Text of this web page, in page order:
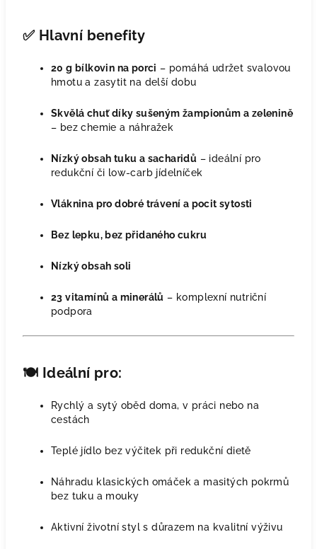
✅ Hlavní benefity
20 g bílkovin na porci – pomáhá udržet svalovou
hmotu a zasytit na delší dobu
Skvělá chuť díky sušeným žampionům a zelenině
– bez chemie a náhražek
Nízký obsah tuku a sacharidů – ideální pro
redukční či low-carb jídelníček
Vláknina pro dobré trávení a pocit sytosti
Bez lepku, bez přidaného cukru
Nízký obsah soli
23 vitamínů a minerálů – komplexní nutriční
podpora
🍽️ Ideální pro:
Rychlý a sytý oběd doma, v práci nebo na
cestách
Teplé jídlo bez výčitek při redukční dietě
Náhradu klasických omáček a masitých pokrmů
bez tuku a mouky
Aktivní životní styl s důrazem na kvalitní výživu